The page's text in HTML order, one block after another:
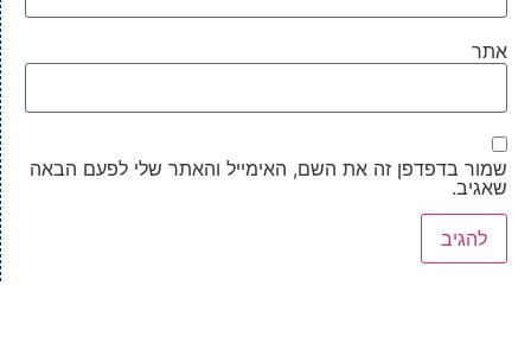
אתר
שמור בדפדפן זה את השם, האימייל והאתר שלי לפעם הבאה
שאגיב.